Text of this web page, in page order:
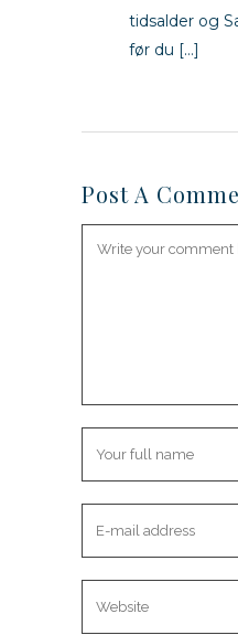
tidsalder og
før du […]
Post A